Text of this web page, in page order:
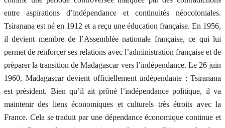
entre aspirations d’indépendance et continuités néocoloniales.
Tsiranana est né en 1912 et a reçu une éducation française. En 1956,
il devient membre de l’Assemblée nationale française, ce qui lui
permet de renforcer ses relations avec l’administration française et de
préparer la transition de Madagascar vers l’indépendance. Le 26 juin
1960, Madagascar devient officiellement indépendante : Tsiranana
est président. Bien qu’il ait prôné l’indépendance politique, il va
maintenir des liens économiques et culturels très étroits avec la
France. Cela se traduit par une dépendance économique continue et